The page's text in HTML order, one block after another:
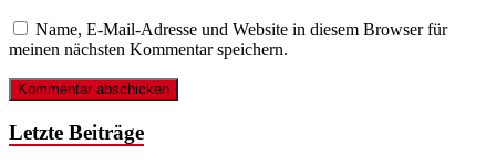
Name, E-Mail-Adresse und Website in diesem Browser für
meinen nächsten Kommentar speichern.
Letzte Beiträge